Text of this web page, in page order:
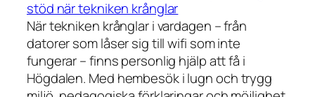
stöd när tekniken krånglar
När tekniken krånglar i vardagen – från
datorer som låser sig till wifi som inte
fungerar – finns personlig hjälp att få i
Högdalen. Med hembesök i lugn och trygg